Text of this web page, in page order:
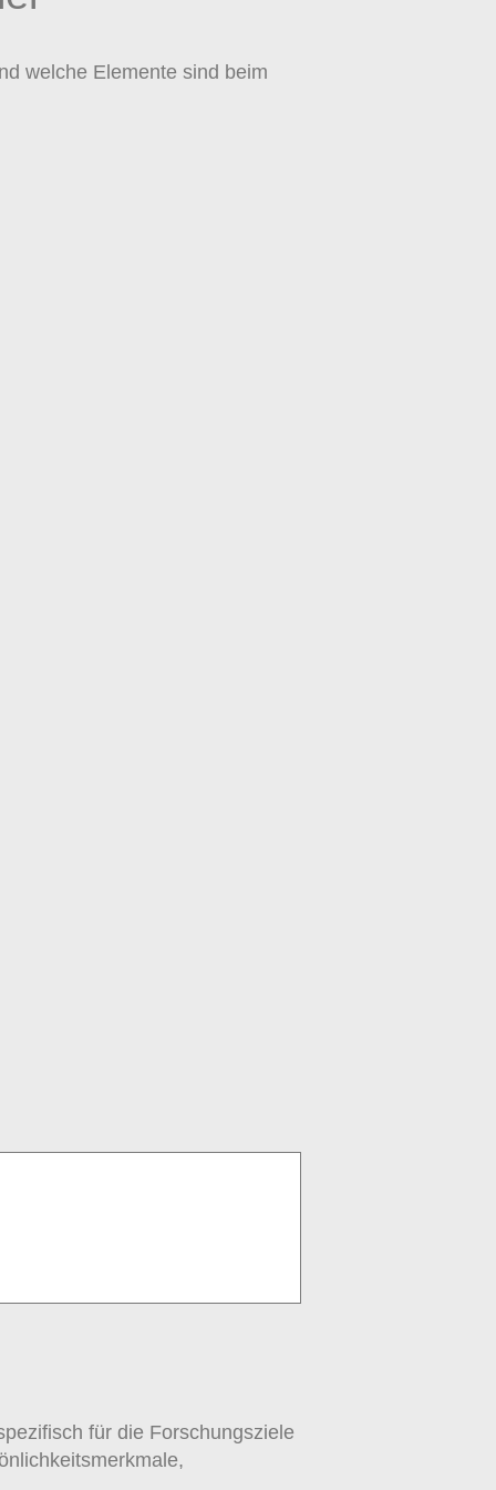
welche Elemente sind beim
für die Forschungsziele